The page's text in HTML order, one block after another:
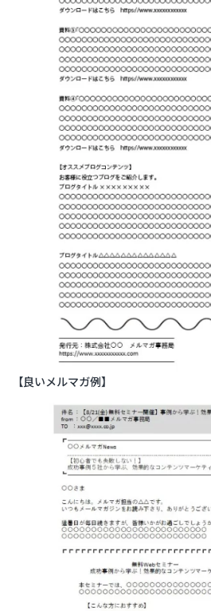
【良いメルマガ例】